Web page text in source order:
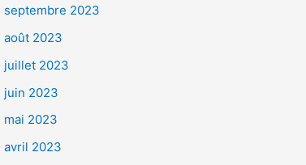
septembre 2023
août 2023
juillet 2023
juin 2023
mai 2023
avril 2023